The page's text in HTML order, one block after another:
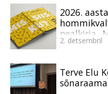
2026. aasta
pealkirja
2. detsembril
Terve Elu